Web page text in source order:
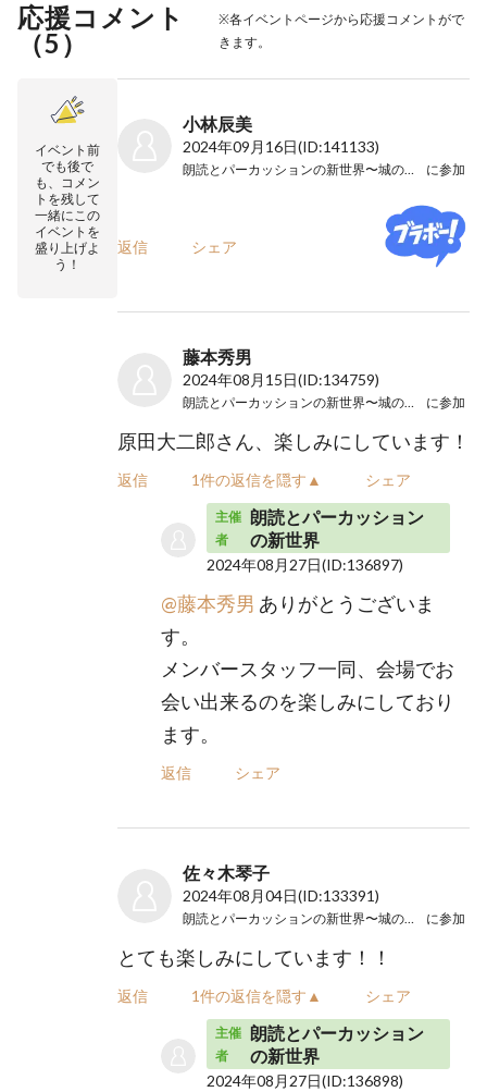
応援コメント
（5 ）
※各イベントページから応援コメントがで
きます。
イベント前
でも後で
も、コメン
トを残して
一緒にこの
イベントを
盛り上げよ
う！
小林辰美
2024年09月16日(ID:141133)
に参加
返信 シェア
藤本秀男
2024年08月15日(ID:134759)
朗読とパーカッションの新世界〜城の崎の先〜 に参加
原田大二郎さん、楽しみにしています！
返信 1件の返信を隠す▲ シェア
主催
者
朗読とパーカッション
の新世界
2024年08月27日(ID:136897)
@藤本秀男 ありがとうございま
す。
メンバースタッフ一同、会場でお
会い出来るのを楽しみにしており
ます。
返信 シェア
佐々木琴子
2024年08月04日(ID:133391)
朗読とパーカッションの新世界〜城の崎の先〜 に参加
とても楽しみにしています！！
返信 1件の返信を隠す▲ シェア
主催
者
朗読とパーカッション
の新世界
2024年08月27日(ID:136898)